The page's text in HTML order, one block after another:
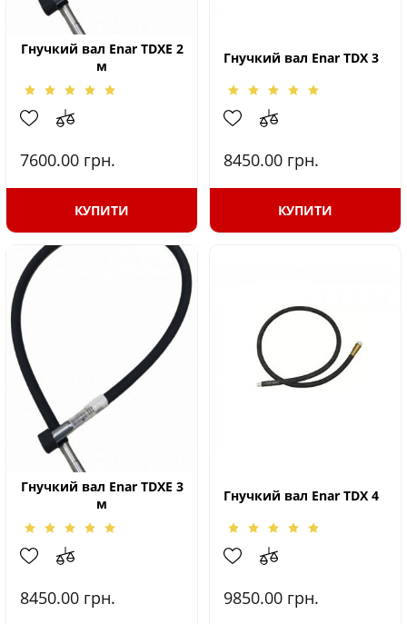
Гнучкий вал Enar TDXE 2
м
7600.00 грн.
КУПИТИ
Гнучкий вал Enar TDX 3
8450.00 грн.
КУПИТИ
Гнучкий вал Enar TDXE 3
м
8450.00 грн.
Гнучкий вал Enar TDX 4
9850.00 грн.